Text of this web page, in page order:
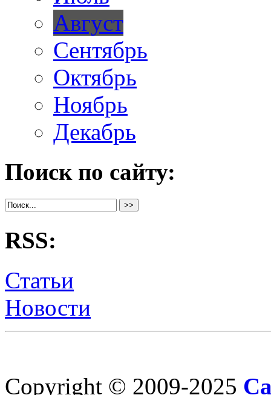
Август
Сентябрь
Октябрь
Ноябрь
Декабрь
Поиск по сайту:
RSS:
Статьи
Новости
Copyright © 2009-2025